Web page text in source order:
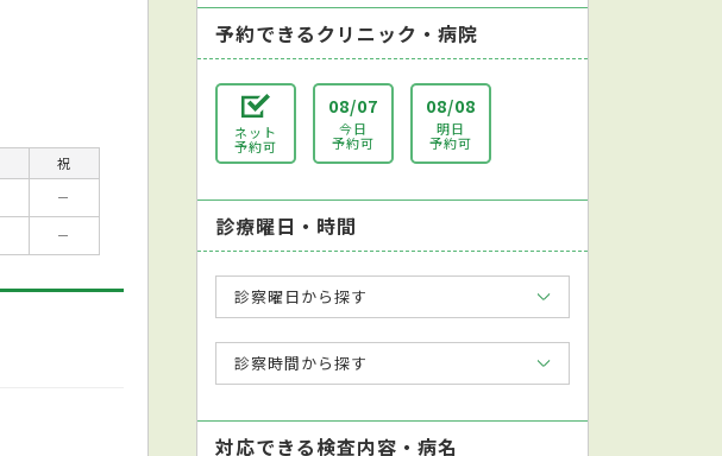
祝
－
－
予約できるクリニック・病院
ネット
予約可
08/07
今日
予約可
08/08
明日
予約可
診療曜日・時間
診察曜日から探す
診察時間から探す
対応できる検査内容・病名